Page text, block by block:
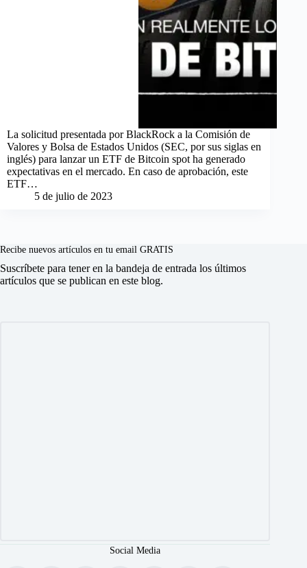
La solicitud presentada por BlackRock a la Comisión de
Valores y Bolsa de Estados Unidos (SEC, por sus siglas en
inglés) para lanzar un ETF de Bitcoin spot ha generado
expectativas en el mercado. En caso de aprobación, este
ETF…
5 de julio de 2023
Recibe nuevos artículos en tu email GRATIS
Suscríbete para tener en la bandeja de entrada los últimos
artículos que se publican en este blog.
Social Media